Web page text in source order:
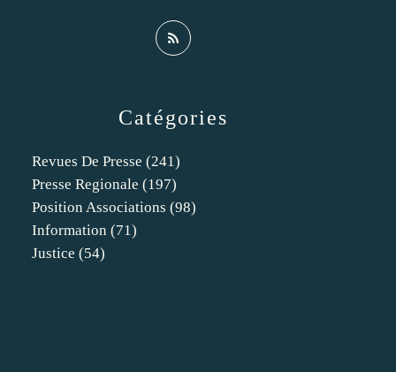
Catégories
Revues De Presse (241)
Presse Regionale (197)
Position Associations (98)
Information (71)
Justice (54)